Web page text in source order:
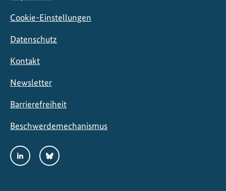
Cookie-Einstellungen
Datenschutz
Kontakt
Newsletter
Barrierefreiheit
Beschwerdemechanismus
Social
Media
LinkedInBluesky